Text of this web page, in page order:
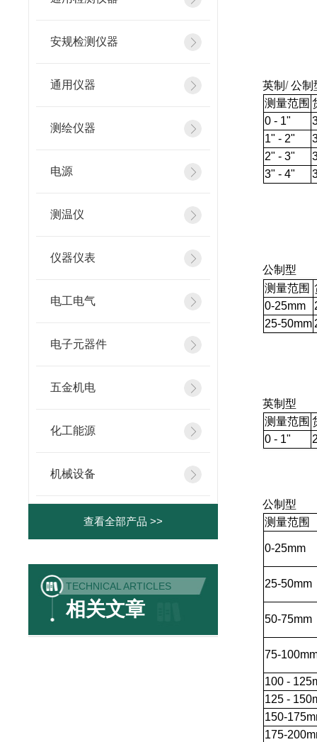
安规检测仪器
通用仪器
测绘仪器
电源
测温仪
仪器仪表
电工电气
电子元器件
五金机电
化工能源
机械设备
查看全部产品 >>
TECHNICAL ARTICLES
相关文章
英制/公制
测量范围
0 - 1"
1" - 2"
2" - 3"
3" - 4"
公制型
测量范围
0-25mm
25-50mm
英制型
测量范围
0 - 1"
公制型
测量范围
0-25mm
25-50mm
50-75mm
75-
100 -
125 -
150-
175-